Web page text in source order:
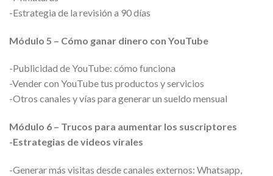
-Estrategia de la revisión a 90 días
Módulo 5 – Cómo ganar dinero con YouTube
-Publicidad de YouTube: cómo funciona
-Vender con YouTube tus productos y servicios
-Otros canales y vías para generar un sueldo mensual
Módulo 6 – Trucos para aumentar los suscriptores
-Estrategias de videos virales
-Generar más visitas desde canales externos: Whatsapp,